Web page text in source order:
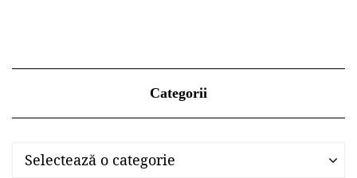
Categorii
Categorii
Selectează o categorie
Categorii